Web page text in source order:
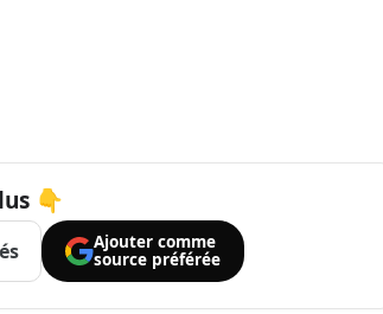
👇
Ajouter comme
source préférée